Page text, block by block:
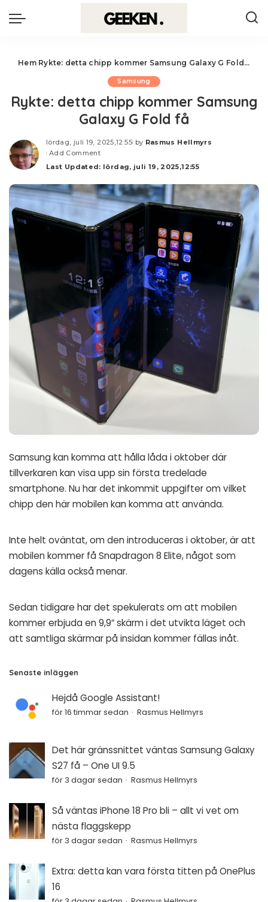
Hem Rykte: detta chipp kommer Samsung Galaxy G Fold få
Samsung
Rykte: detta chipp kommer Samsung
Galaxy G Fold få
lördag, juli 19, 2025,12:55
Posted
by Rasmus Hellmyrs
Add Comment
Last Updated: lördag, juli 19, 2025,12:55
Samsung kan komma att hålla låda i oktober där
tillverkaren kan visa upp sin första tredelade
smartphone. Nu har det inkommit uppgifter om vilket
chipp den här mobilen kan komma att använda.
Inte helt oväntat, om den introduceras i oktober, är att
mobilen kommer få Snapdragon 8 Elite, något som
dagens källa också menar.
Sedan tidigare har det spekulerats om att mobilen
kommer erbjuda en 9,9″ skärm i det utvikta läget och
att samtliga skärmar på insidan kommer fällas inåt.
Senaste inläggen
Hejdå Google Assistant!
för 16 timmar sedan Rasmus Hellmyrs
Det här gränssnittet väntas Samsung Galaxy
S27 få – One UI 9.5
för 3 dagar sedan Rasmus Hellmyrs
Så väntas iPhone 18 Pro bli – allt vi vet om
nästa flaggskepp
för 3 dagar sedan Rasmus Hellmyrs
Extra: detta kan vara första titten på OnePlus
16